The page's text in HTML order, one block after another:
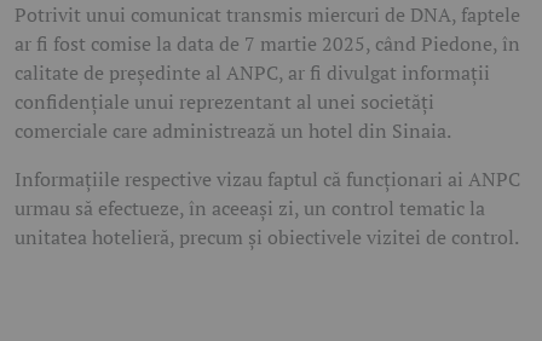
Potrivit unui comunicat transmis miercuri de DNA, faptele
ar fi fost comise la data de 7 martie 2025, când Piedone, în
calitate de președinte al ANPC, ar fi divulgat informații
confidențiale unui reprezentant al unei societăți
comerciale care administrează un hotel din Sinaia.
Informațiile respective vizau faptul că funcționari ai ANPC
urmau să efectueze, în aceeași zi, un control tematic la
unitatea hotelieră, precum și obiectivele vizitei de control.